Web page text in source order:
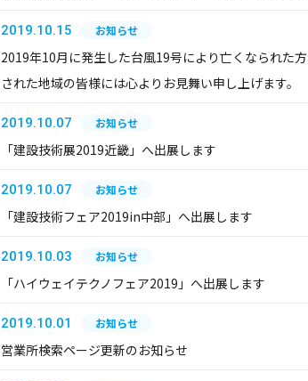
2019.10.15 お知らせ
2019年10月に発生した台風19号により亡くなられた
された地域の皆様には心よりお見舞い申し上げます。
2019.10.07 お知らせ
「建設技術展2019近畿」へ出展します
2019.10.07 お知らせ
「建設技術フェア2019in中部」へ出展します
2019.10.03 お知らせ
「ハイウェイテクノフェア2019」へ出展します
2019.10.01 お知らせ
営業所検索ページ更新のお知らせ